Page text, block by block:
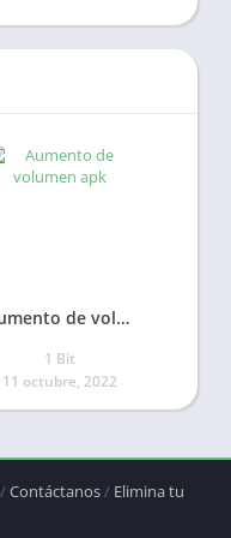
Aumento de volumen
1 Bit
11 octubre, 2022
/Contáctanos / Elimina tu